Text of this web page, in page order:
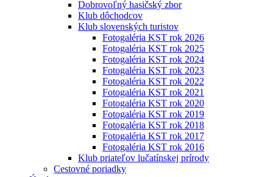
Dobrovoľný hasičský zbor
Klub dôchodcov
Klub slovenských turistov
Fotogaléria KST rok 2026
Fotogaléria KST rok 2025
Fotogaléria KST rok 2024
Fotogaléria KST rok 2023
Fotogaléria KST rok 2022
Fotogaléria KST rok 2021
Fotogaléria KST rok 2020
Fotogaléria KST rok 2019
Fotogaléria KST rok 2018
Fotogaléria KST rok 2017
Fotogaléria KST rok 2016
Klub priateľov lučatínskej prírody
Cestovné poriadky